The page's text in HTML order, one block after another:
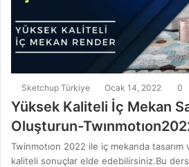
Sketchup Türkiye Ocak 14, 2022 0
Yüksek Kaliteli İç Mekan
Oluşturun-
Twinmotıon 2022 ile iç mekanda
kaliteli sonuçlar elde edebilirsiniz.Bu